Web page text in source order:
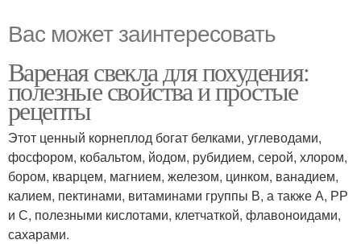
Вас может заинтересовать
Вареная свекла для похудения:
полезные свойства и простые
рецепты
Этот ценный корнеплод богат белками, углеводами,
фосфором, кобальтом, йодом, рубидием, серой, хлором,
бором, кварцем, магнием, железом, цинком, ванадием,
калием, пектинами, витаминами группы В, а также А, РР
и С, полезными кислотами, клетчаткой, флавоноидами,
сахарами.